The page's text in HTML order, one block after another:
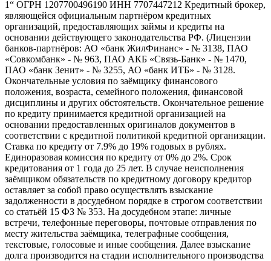
1“ ОГРН 1207700496190 ИНН 7707447212 Кредитный брокер,
являющейся официальным партнёром кредитных
организаций, предоставляющих займы и кредиты на
основании действующего законодательства РФ. (Лицензии
банков‑партнёров: АО «банк ЖилФинанс» - № 3138, ПАО
«Совкомбанк» - № 963, ПАО АКБ «Связь-Банк» - № 1470,
ПАО «банк Зенит» - № 3255, АО «банк ИТБ» - № 3128.
Окончательные условия по заёмщику финансового
положения, возраста, семейного положения, финансовой
дисциплины и других обстоятельств. Окончательное решение
по кредиту принимается кредитной организацией на
основании предоставленных оригиналов документов в
соответствии с кредитной политикой кредитной организации.
Ставка по кредиту от 7.9% до 19% годовых в рублях.
Единоразовая комиссия по кредиту от 0% до 2%. Срок
кредитования от 1 года до 25 лет. В случае неисполнения
заёмщиком обязательств по кредитному договору кредитор
оставляет за собой право осуществлять взыскание
задолженности в досудебном порядке в строгом соответствии
со статьёй 15 ФЗ № 353. На досудебном этапе: личные
встречи, телефонные переговоры, почтовые отправления по
месту жительства заёмщика, телеграфные сообщения,
текстовые, голосовые и иные сообщения. Далее взыскание
долга производится на стадии исполнительного производства